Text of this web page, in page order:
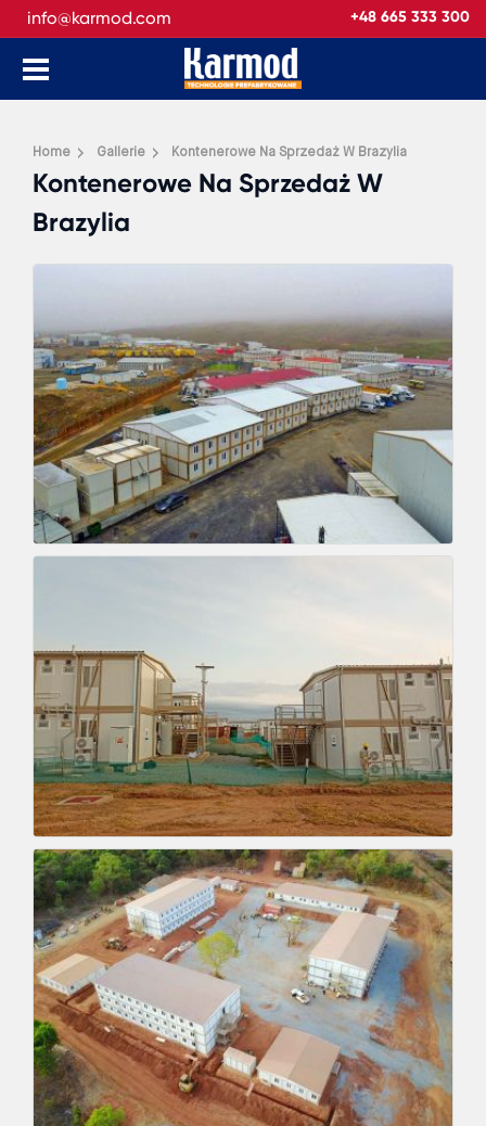
info@karmod.com +48 665 333 300
Home Gallerie Kontenerowe Na Sprzedaż W Brazylia
Kontenerowe Na Sprzedaż W
Brazylia